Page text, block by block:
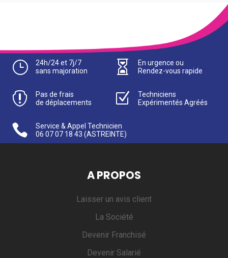
}
24h/24 et 7j/7
sans majoration

En urgence ou
Rendez-vous rapide

Pas de frais
de déplacements
Z
Techniciens
Expérimentés Agréés

Service & Appel Technicien
06 07 07 18 43 (ASTREINTE)
A PROPOS
Laisser un avis client
La Société
Devenir Franchisé
Devenir Salarié